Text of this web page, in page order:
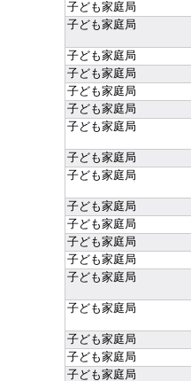
子ども家庭局
子ども家庭局
子ども家庭局
子ども家庭局
子ども家庭局
子ども家庭局
子ども家庭局
子ども家庭局
子ども家庭局
子ども家庭局
子ども家庭局
子ども家庭局
子ども家庭局
子ども家庭局
子ども家庭局
子ども家庭局
子ども家庭局
子ども家庭局